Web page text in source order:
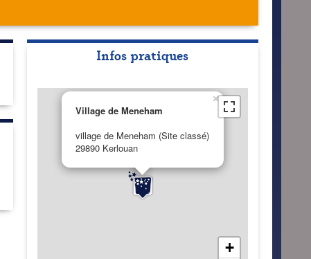
Infos pratiques
Village de Meneham
village de Meneham (Site classé)
29890 Kerlouan
×
+